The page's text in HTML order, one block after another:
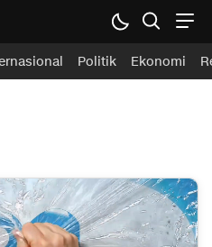
Politik Ekonomi